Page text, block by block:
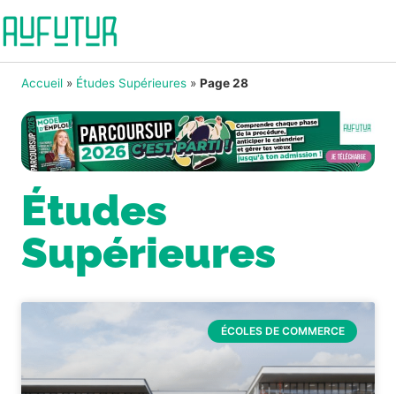
Accueil » Études Supérieures » Page 28
Études
Supérieures
ÉCOLES DE COMMERCE